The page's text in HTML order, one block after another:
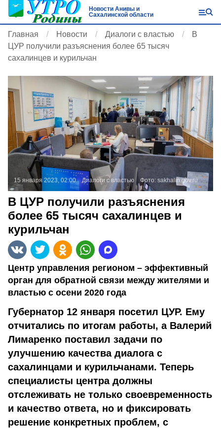
Новости Анивы и
Сахалинской области
Главная Новости Диалоги с властью
В
ЦУР получили разъяснения более 65 тысяч
сахалинцев и курильчан
15 января 2023, 02:00 Диалоги с властью Фото: sakhalin.gov.ru
В ЦУР получили разъяснения
более 65 тысяч сахалинцев и
курильчан
Центр управления регионом – эффективный
орган для обратной связи между жителями и
властью с осени 2020 года
Губернатор 12 января посетил ЦУР. Ему
отчитались по итогам работы, а Валерий
Лимаренко поставил задачи по
улучшению качества диалога с
сахалинцами и курильчанами. Теперь
специалисты центра должны
отслеживать не только своевременность
и качество ответа, но и фиксировать
решение конкретных проблем, с